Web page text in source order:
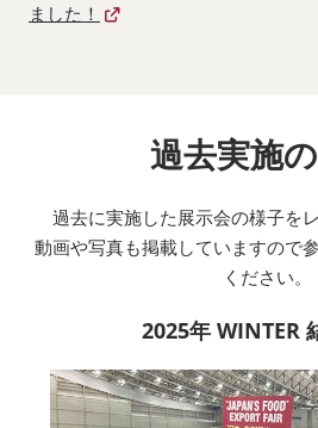
ました！
過去実施
過去に実施した展示会の様子を
動画や写真も掲載していますので
ください。
2025年 WINTER